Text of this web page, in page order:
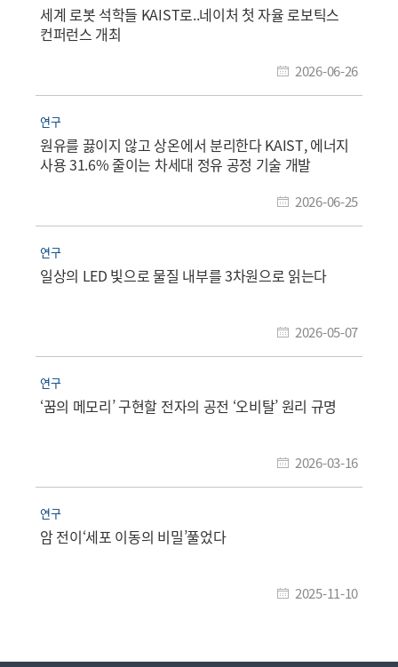
세계 로봇 석학들 KAIST로..네이처 첫 자율 로보틱스
컨퍼런스 개최
2026-06-26
연구
원유를 끓이지 않고 상온에서 분리한다 KAIST, 에너지
사용 31.6% 줄이는 차세대 정유 공정 기술 개발
2026-06-25
연구
일상의 LED 빛으로 물질 내부를 3차원으로 읽는다
2026-05-07
연구
‘꿈의 메모리’ 구현할 전자의 공전 ‘오비탈’ 원리 규명
2026-03-16
연구
암 전이‘세포 이동의 비밀’풀었다
2025-11-10